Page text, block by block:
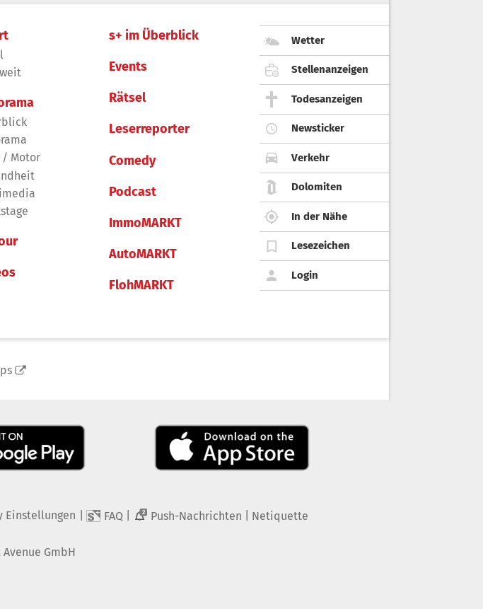
/ Motor
s+ im Überblick
Events
Rätsel
Leserreporter
Comedy
Podcast
ImmoMARKT
AutoMARKT
FlohMARKT
Wetter
Stellenanzeigen
Todesanzeigen
Newsticker
Verkehr
Dolomiten
In der Nähe
Lesezeichen
Login
Einstellungen FAQ 2 Push-Nachrichten Netiquette
Avenue GmbH